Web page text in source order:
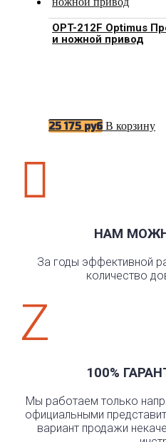
OPT-212F Optimus
и ножной привод
25 175 руб В корзину

НАМ
За годы эффективной
количество
Z
100%
Мы работаем только
официальными
вариант продажи